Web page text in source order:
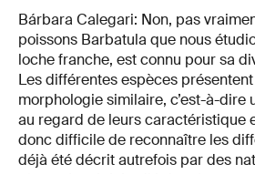
Bárbara Calegari: Non, pas
poissons Barbatula que nous
loche franche, est connu pour sa
Les différentes espèces
morphologie similaire, c’est-à-dire
au regard de leurs caractéristique
donc difficile de reconnaître les
déjà été décrit autrefois par des